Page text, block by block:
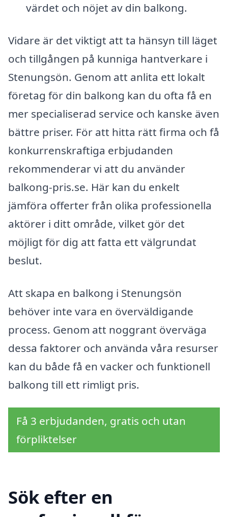
värdet och nöjet av din balkong.
Vidare är det viktigt att ta hänsyn till läget
och tillgången på kunniga hantverkare i
Stenungsön. Genom att anlita ett lokalt
företag för din balkong kan du ofta få en
mer specialiserad service och kanske även
bättre priser. För att hitta rätt firma och få
konkurrenskraftiga erbjudanden
rekommenderar vi att du använder
balkong-pris.se. Här kan du enkelt
jämföra offerter från olika professionella
aktörer i ditt område, vilket gör det
möjligt för dig att fatta ett välgrundat
beslut.
Att skapa en balkong i Stenungsön
behöver inte vara en överväldigande
process. Genom att noggrant överväga
dessa faktorer och använda våra resurser
kan du både få en vacker och funktionell
balkong till ett rimligt pris.
Få 3 erbjudanden, gratis och utan
förpliktelser
Sök efter en